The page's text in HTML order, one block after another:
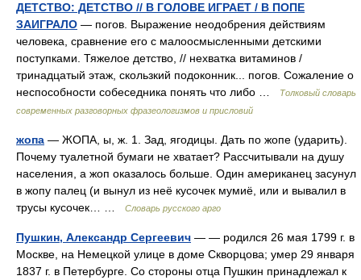
ДЕТСТВО: ДЕТСТВО // В ГОЛОВЕ ИГРАЕТ / В ПОПЕ
ЗАИГРАЛО — погов. Выражение неодобрения действиям
человека, сравнение его с малоосмысленными детскими
поступками. Тяжелое детство, // нехватка витаминов /
тринадцатый этаж, скользкий подоконник... погов. Сожаление о
неспособности собеседника понять что либо …
Толковый словарь
современных разговорных фразеологизмов и присловий
жопа — ЖОПА, ы, ж. 1. Зад, ягодицы. Дать по жопе (ударить).
Почему туалетной бумаги не хватает? Рассчитывали на душу
населения, а жоп оказалось больше. Один американец засунул
в жопу палец (и вынул из неё кусочек мумиё, или и вывалил в
трусы кусочек… …
Словарь русского арго
Пушкин, Александр Сергеевич — — родился 26 мая 1799 г. в
Москве, на Немецкой улице в доме Скворцова; умер 29 января
1837 г. в Петербурге. Со стороны отца Пушкин принадлежал к